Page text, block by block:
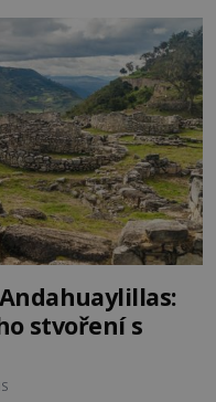
Záhadný
stvoření s